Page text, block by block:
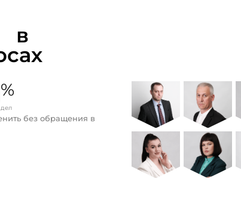
в
%
дел
без обращения в